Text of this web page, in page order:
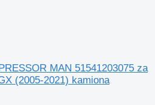
MAN 51541203075 za
(2005-2021) kamiona